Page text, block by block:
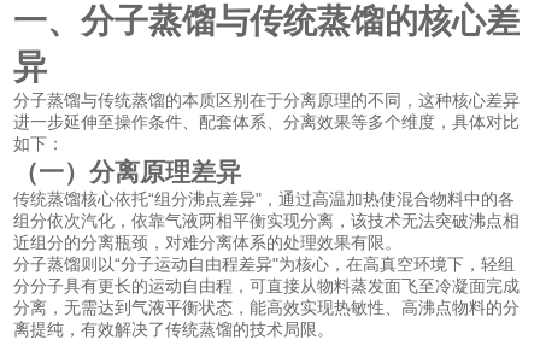
一、分子蒸馏与传统蒸馏的核心差
异
分子蒸馏与传统蒸馏的本质区别在于分离原理的不同，这种核心差异
进一步延伸至操作条件、配套体系、分离效果等多个维度，具体对比
如下：
（一）分离原理差异
传统蒸馏核心依托“组分沸点差异"，通过高温加热使混合物料中的各
组分依次汽化，依靠气液两相平衡实现分离，该技术无法突破沸点相
近组分的分离瓶颈，对难分离体系的处理效果有限。
分子蒸馏则以“分子运动自由程差异"为核心，在高真空环境下，轻组
分分子具有更长的运动自由程，可直接从物料蒸发面飞至冷凝面完成
分离，无需达到气液平衡状态，能高效实现热敏性、高沸点物料的分
离提纯，有效解决了传统蒸馏的技术局限。